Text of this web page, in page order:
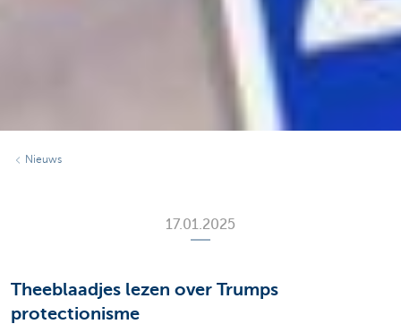
Nieuws
17.01.2025
Theeblaadjes lezen over Trumps
protectionisme